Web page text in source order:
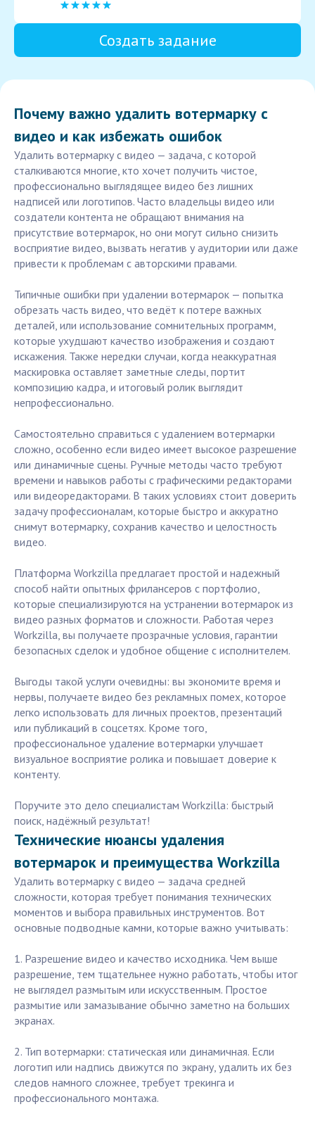
Создать задание
Почему важно удалить вотермарку с
видео и как избежать ошибок
Удалить вотермарку с видео — задача, с которой
сталкиваются многие, кто хочет получить чистое,
профессионально выглядящее видео без лишних
надписей или логотипов. Часто владельцы видео или
создатели контента не обращают внимания на
присутствие вотермарок, но они могут сильно снизить
восприятие видео, вызвать негатив у аудитории или даже
привести к проблемам с авторскими правами.
Типичные ошибки при удалении вотермарок — попытка
обрезать часть видео, что ведёт к потере важных
деталей, или использование сомнительных программ,
которые ухудшают качество изображения и создают
искажения. Также нередки случаи, когда неаккуратная
маскировка оставляет заметные следы, портит
композицию кадра, и итоговый ролик выглядит
непрофессионально.
Самостоятельно справиться с удалением вотермарки
сложно, особенно если видео имеет высокое разрешение
или динамичные сцены. Ручные методы часто требуют
времени и навыков работы с графическими редакторами
или видеоредакторами. В таких условиях стоит доверить
задачу профессионалам, которые быстро и аккуратно
снимут вотермарку, сохранив качество и целостность
видео.
Платформа Workzilla предлагает простой и надежный
способ найти опытных фрилансеров с портфолио,
которые специализируются на устранении вотермарок из
видео разных форматов и сложности. Работая через
Workzilla, вы получаете прозрачные условия, гарантии
безопасных сделок и удобное общение с исполнителем.
Выгоды такой услуги очевидны: вы экономите время и
нервы, получаете видео без рекламных помех, которое
легко использовать для личных проектов, презентаций
или публикаций в соцсетях. Кроме того,
профессиональное удаление вотермарки улучшает
визуальное восприятие ролика и повышает доверие к
контенту.
Поручите это дело специалистам Workzilla: быстрый
поиск, надёжный результат!
Технические нюансы удаления
вотермарок и преимущества Workzilla
Удалить вотермарку с видео — задача средней
сложности, которая требует понимания технических
моментов и выбора правильных инструментов. Вот
основные подводные камни, которые важно учитывать:
1. Разрешение видео и качество исходника. Чем выше
разрешение, тем тщательнее нужно работать, чтобы итог
не выглядел размытым или искусственным. Простое
размытие или замазывание обычно заметно на больших
экранах.
2. Тип вотермарки: статическая или динамичная. Если
логотип или надпись движутся по экрану, удалить их без
следов намного сложнее, требует трекинга и
профессионального монтажа.